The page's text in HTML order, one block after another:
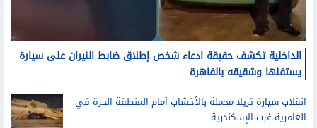
الداخلية تكشف حقيقة ادعاء شخص إطلاق ضابط النيران على سيارة
يستقلها وشقيقه بالقاهرة
انقلاب سيارة تريلا محملة بالأخشاب أمام المنطقة الحرة في
العامرية غرب الإسكندرية